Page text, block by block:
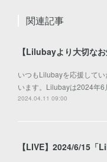
関連記事
【Lilubayより大切なお
いつもLilubayを応援して
います。Lilubayは2024年6
2024.04.11 09:00